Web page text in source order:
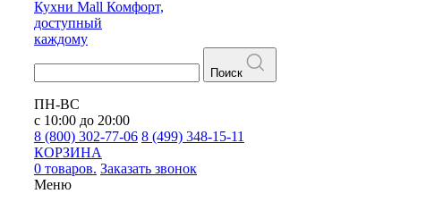
Кухни Mall Комфорт,
доступный
каждому
Поиск
ПН-ВС
с 10:00 до 20:00
8 (800) 302-77-06 8 (499) 348-15-11
КОРЗИНА
0 товаров. Заказать звонок
Меню